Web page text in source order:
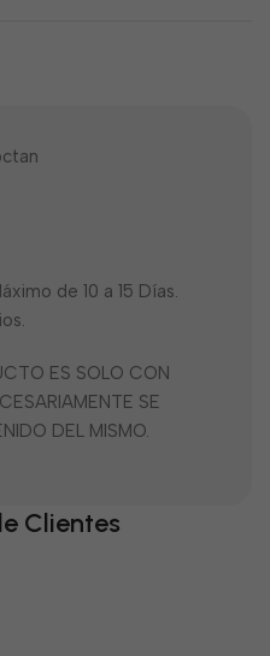
de 10 a 15 Días.
ES SOLO CON
SE
DEL MISMO.
Clientes